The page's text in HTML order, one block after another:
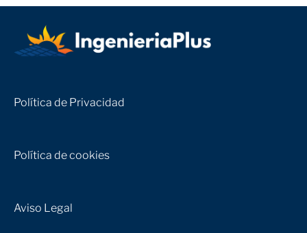
Política de Privacidad
Política de cookies
Aviso Legal